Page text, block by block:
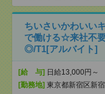
ちいさいかわいい
で働ける☆来社不
◎/T1[アルバイト]
[給 与] 日給13,000円～
[勤務地] 東京都新宿区新